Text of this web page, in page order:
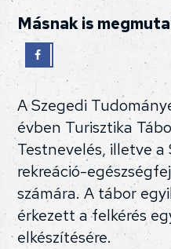
Másnak is
A Szegedi
évben Turisztika
Testnevelés, illetve
rekreáció-
számára. A tábor
érkezett a felkérés
elkészítésére.